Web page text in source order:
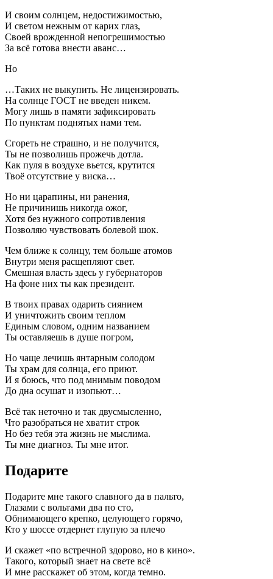
И своим солнцем, недостижимостью,
И светом нежным от карих глаз,
Своей врожденной непогрешимостью
За всё готова внести аванс…
Но
…Таких не выкупить. Не лицензировать.
На солнце ГОСТ не введен никем.
Могу лишь в памяти зафиксировать
По пунктам поднятых нами тем.
Сгореть не страшно, и не получится,
Ты не позволишь прожечь дотла.
Как пуля в воздухе вьется, крутится
Твоё отсутствие у виска…
Но ни царапины, ни ранения,
Не причинишь никогда ожог,
Хотя без нужного сопротивления
Позволяю чувствовать болевой шок.
Чем ближе к солнцу, тем больше атомов
Внутри меня расщепляют свет.
Смешная власть здесь у губернаторов
На фоне них ты как президент.
В твоих правах одарить сиянием
И уничтожить своим теплом
Единым словом, одним названием
Ты оставляешь в душе погром,
Но чаще лечишь янтарным солодом
Ты храм для солнца, его приют.
И я боюсь, что под мнимым поводом
До дна осушат и изопьют…
Всё так неточно и так двусмысленно,
Что разобраться не хватит строк
Но без тебя эта жизнь не мыслима.
Ты мне диагноз. Ты мне итог.
Подарите
Подарите мне такого славного да в пальто,
Глазами с вольтами два по сто,
Обнимающего крепко, целующего горячо,
Кто у шоссе отдернет глупую за плечо
И скажет «по встречной здорово, но в кино».
Такого, который знает на свете всё
И мне расскажет об этом, когда темно.